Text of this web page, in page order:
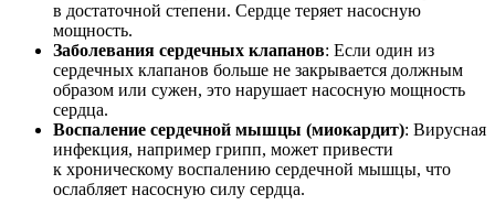
в достаточной степени. Сердце теряет насосную
мощность.
Заболевания сердечных клапанов: Если один из
сердечных клапанов больше не закрывается должным
образом или сужен, это нарушает насосную мощность
сердца.
Воспаление сердечной мышцы (миокардит): Вирусная
инфекция, например грипп, может привести
к хроническому воспалению сердечной мышцы, что
ослабляет насосную силу сердца.